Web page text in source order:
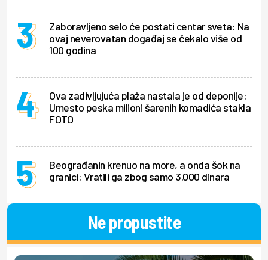
Zaboravljeno selo će postati centar sveta: Na
ovaj neverovatan događaj se čekalo više od
100 godina
Ova zadivljujuća plaža nastala je od deponije:
Umesto peska milioni šarenih komadića stakla
FOTO
Beograđanin krenuo na more, a onda šok na
granici: Vratili ga zbog samo 3.000 dinara
Ne propustite